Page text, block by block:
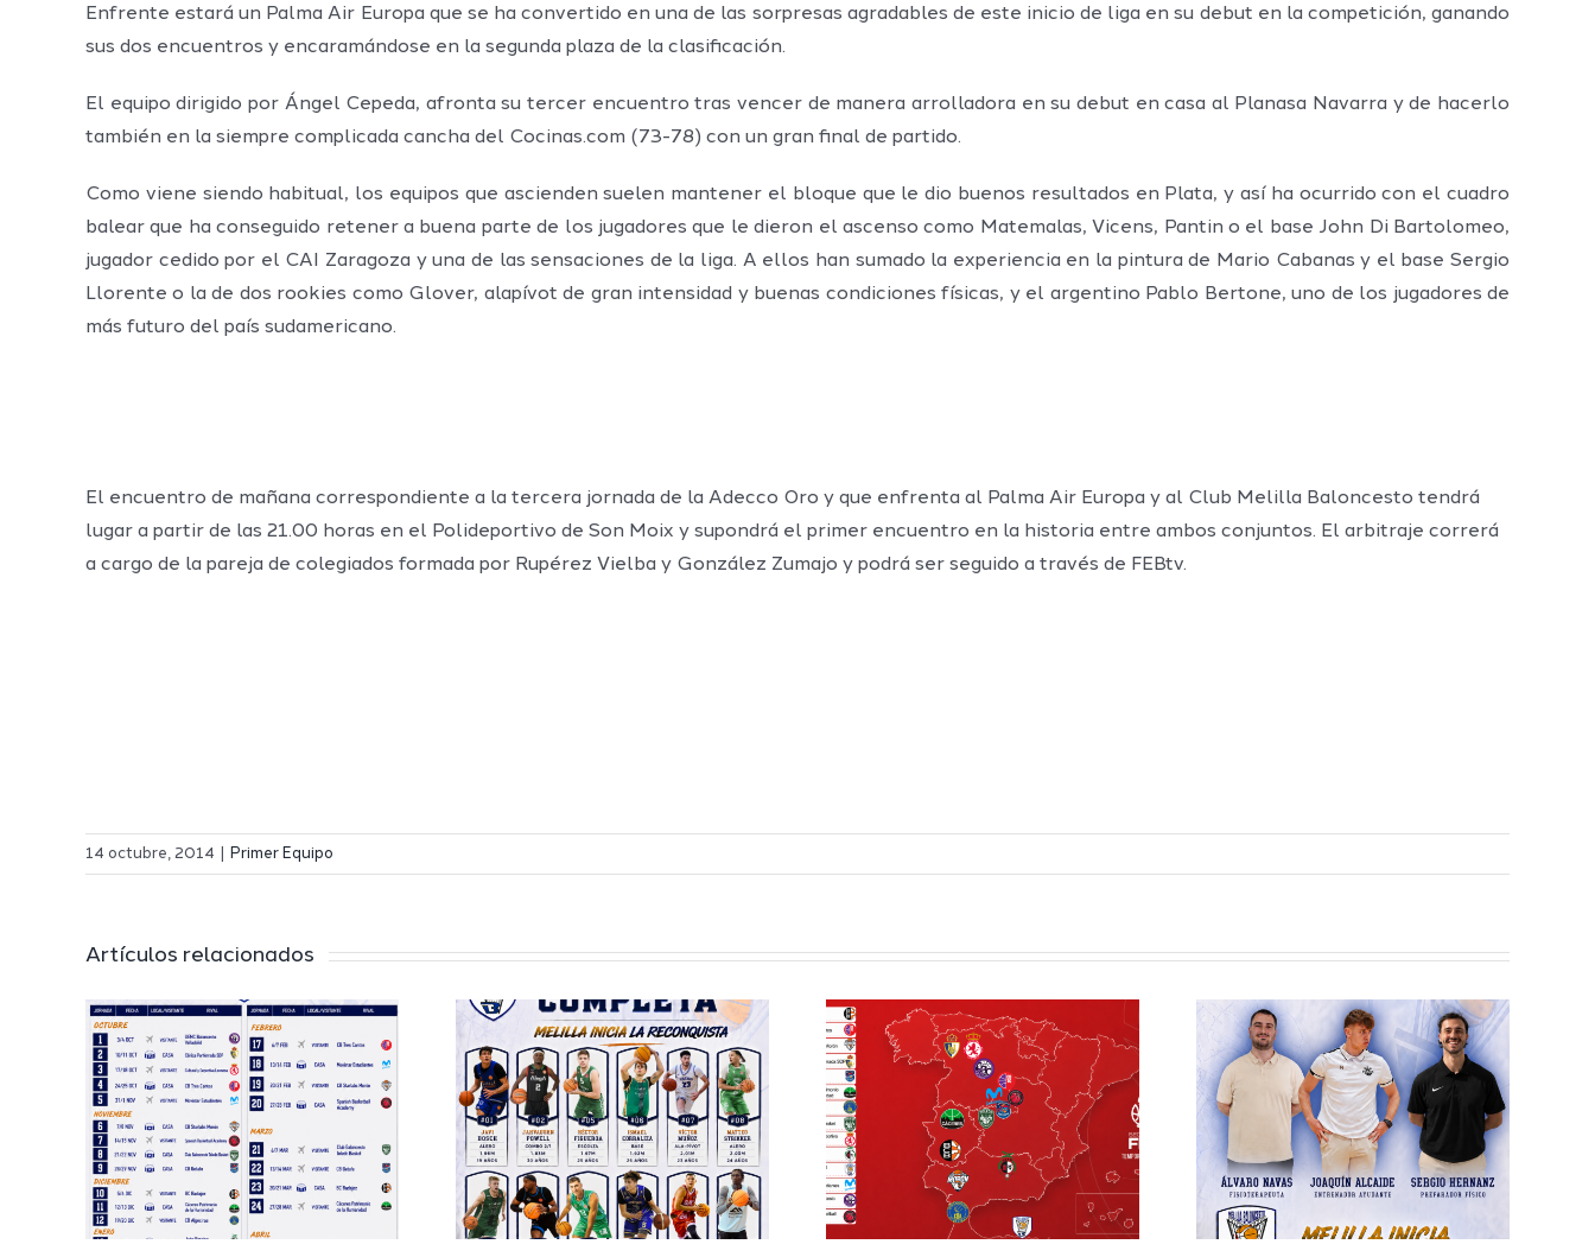
Enfrente estará un Palma Air Europa que se ha convertido en una de las sorpresas agradables de este inicio de liga en su debut en la competición, ganando
sus dos encuentros y encaramándose en la segunda plaza de la clasificación.
El equipo dirigido por Ángel Cepeda, afronta su tercer encuentro tras vencer de manera arrolladora en su debut en casa al Planasa Navarra y de hacerlo
también en la siempre complicada cancha del Cocinas.com (73-78) con un gran final de partido.
Como viene siendo habitual, los equipos que ascienden suelen mantener el bloque que le dio buenos resultados en Plata, y así ha ocurrido con el cuadro
balear que ha conseguido retener a buena parte de los jugadores que le dieron el ascenso como Matemalas, Vicens, Pantin o el base John Di Bartolomeo,
jugador cedido por el CAI Zaragoza y una de las sensaciones de la liga. A ellos han sumado la experiencia en la pintura de Mario Cabanas y el base Sergio
Llorente o la de dos rookies como Glover, alapívot de gran intensidad y buenas condiciones físicas, y el argentino Pablo Bertone, uno de los jugadores de
más futuro del país sudamericano.
El encuentro de mañana correspondiente a la tercera jornada de la Adecco Oro y que enfrenta al Palma Air Europa y al Club Melilla Baloncesto tendrá
lugar a partir de las 21.00 horas en el Polideportivo de Son Moix y supondrá el primer encuentro en la historia entre ambos conjuntos. El arbitraje correrá
a cargo de la pareja de colegiados formada por Rupérez Vielba y González Zumajo y podrá ser seguido a través de FEBtv.
14 octubre, 2014 Primer Equipo
Artículos relacionados
El Melilla
Ciudad del
Deporte
completa su
proyecto
deportivo para
la temporada
Definidos el
grupo de
Segunda FEB y
la Copa España
FEB para el
Melilla Ciudad
del Deporte
Baloncesto
configura el
Staff Técnico
para la
temporada